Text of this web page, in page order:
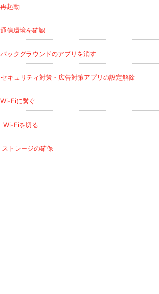
再起動
通信環境を確認
バックグラウンドのアプリを消す
セキュリティ対策・広告対策アプリの設定解除
Wi-Fiに繋ぐ
Wi-Fiを切る
ストレージの確保